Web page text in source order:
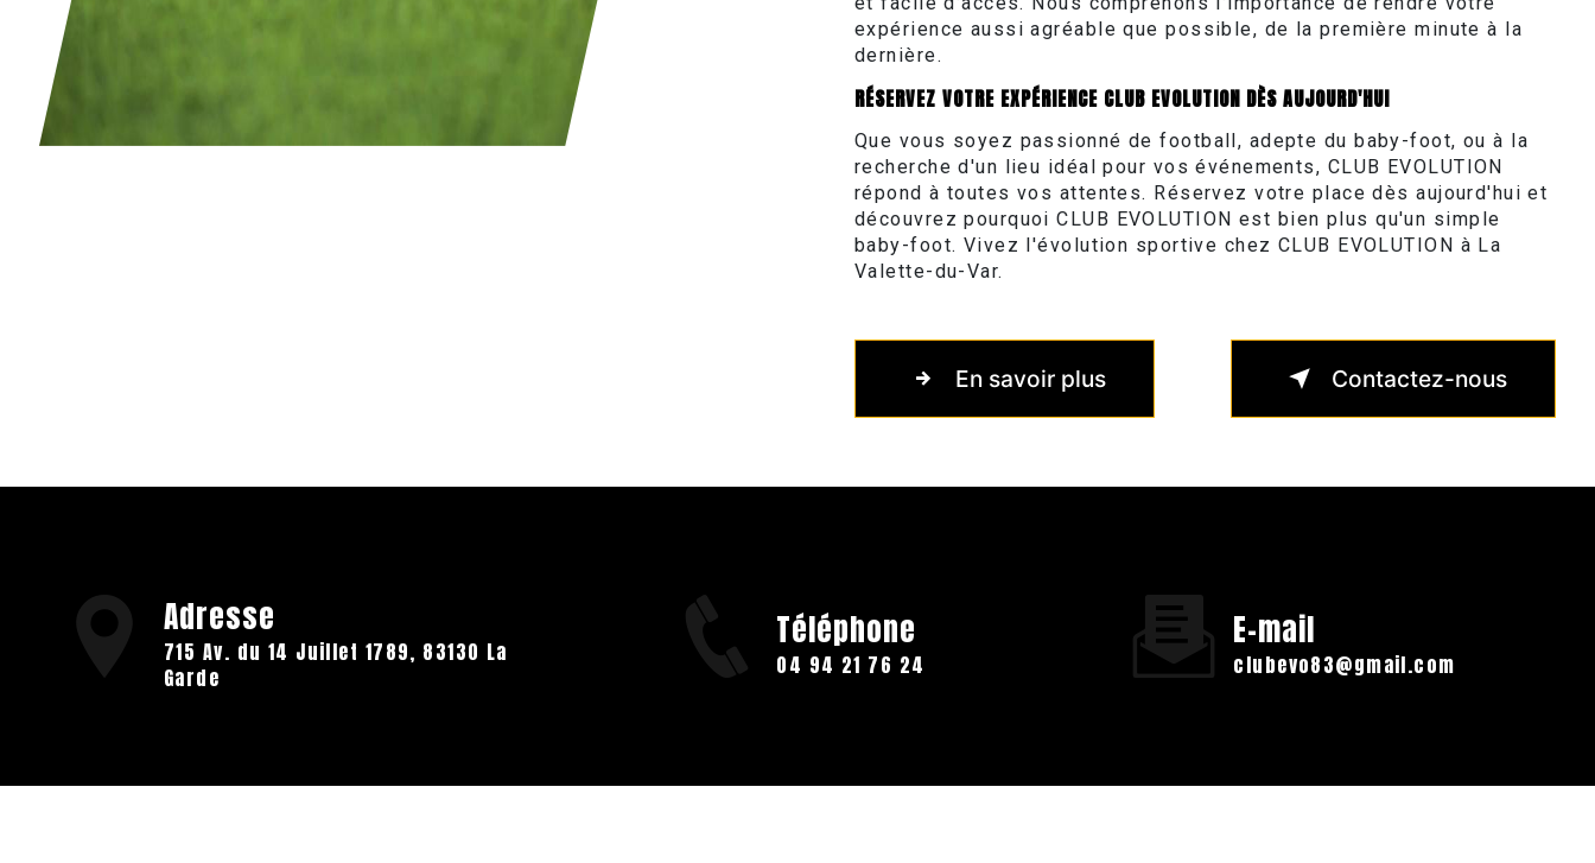
expérience aussi agréable que possible, de la première minute à la
dernière.
RÉSERVEZ VOTRE EXPÉRIENCE CLUB EVOLUTION DÈS AUJOURD'HUI
Que vous soyez passionné de football, adepte du baby-foot, ou à la
recherche d'un lieu idéal pour vos événements, CLUB EVOLUTION
répond à toutes vos attentes. Réservez votre place dès aujourd'hui et
découvrez pourquoi CLUB EVOLUTION est bien plus qu'un simple
baby-foot. Vivez l'évolution sportive chez CLUB EVOLUTION à La
Valette-du-Var.
En savoir plus Contactez-nous
Adresse
715 Av. du 14 Juillet 1789, 83130 La
Garde
Téléphone
04 94 21 76 24
E-mail
clubevo83@gmail.com